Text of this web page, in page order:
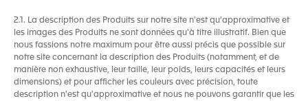
2.1. La description des Produits sur notre site n'est qu'approximative et
les images des Produits ne sont données qu'à titre illustratif. Bien que
nous fassions notre maximum pour être aussi précis que possible sur
notre site concernant la description des Produits (notamment, et de
manière non exhaustive, leur taille, leur poids, leurs capacités et leurs
dimensions) et pour afficher les couleurs avec précision, toute
description n'est qu'approximative et nous ne pouvons garantir que les